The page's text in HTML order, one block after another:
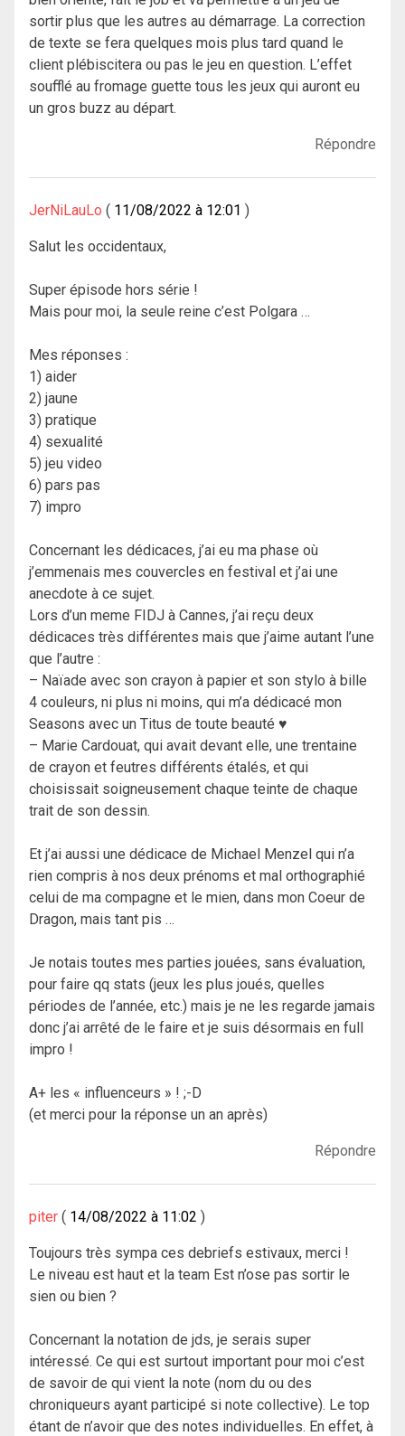
sortir plus que les autres au démarrage. La correction
de texte se fera quelques mois plus tard quand le
client plébiscitera ou pas le jeu en question. L’effet
soufflé au fromage guette tous les jeux qui auront eu
un gros buzz au départ.
Répondre
JerNiLauLo 11/08/2022 à 12:01
Salut les occidentaux,
Super épisode hors série !
Mais pour moi, la seule reine c’est Polgara …
Mes réponses :
1) aider
2) jaune
3) pratique
4) sexualité
5) jeu video
6) pars pas
7) impro
Concernant les dédicaces, j’ai eu ma phase où
j’emmenais mes couvercles en festival et j’ai une
anecdote à ce sujet.
Lors d’un meme FIDJ à Cannes, j’ai reçu deux
dédicaces très différentes mais que j’aime autant l’une
que l’autre :
– Naïade avec son crayon à papier et son stylo à bille
4 couleurs, ni plus ni moins, qui m’a dédicacé mon
Seasons avec un Titus de toute beauté ♥
– Marie Cardouat, qui avait devant elle, une trentaine
de crayon et feutres différents étalés, et qui
choisissait soigneusement chaque teinte de chaque
trait de son dessin.
Et j’ai aussi une dédicace de Michael Menzel qui n’a
rien compris à nos deux prénoms et mal orthographié
celui de ma compagne et le mien, dans mon Coeur de
Dragon, mais tant pis …
Je notais toutes mes parties jouées, sans évaluation,
pour faire qq stats (jeux les plus joués, quelles
périodes de l’année, etc.) mais je ne les regarde jamais
donc j’ai arrêté de le faire et je suis désormais en full
impro !
A+ les « influenceurs » ! ;-D
(et merci pour la réponse un an après)
Répondre
piter 14/08/2022 à 11:02
Toujours très sympa ces debriefs estivaux, merci !
Le niveau est haut et la team Est n’ose pas sortir le
sien ou bien ?
Concernant la notation de jds, je serais super
intéressé. Ce qui est surtout important pour moi c’est
de savoir de qui vient la note (nom du ou des
chroniqueurs ayant participé si note collective). Le top
étant de n’avoir que des notes individuelles. En effet, à